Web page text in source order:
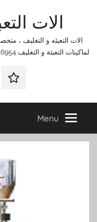
الات
الات التعبئه و التغليف ،
لماكينات التعبئة و التغليف 01211116954 – 01211116956 – 01211116958
Menu